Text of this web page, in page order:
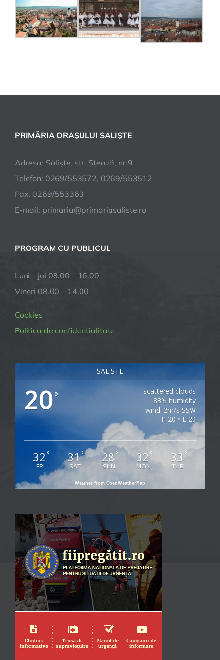
PRIMĂRIA ORAȘULUI SALIȘTE
Adresa: Săliște, str. Ștează, nr.9
Telefon: 0269/553572, 0269/553512
Fax. 0269/553363
E-mail: primaria@primariasaliste.ro
PROGRAM CU PUBLICUL
Luni – joi 08.00 – 16:00
Vineri 08.00 – 14.00
Cookies
Politica de confidentialitate
SALISTE
20°
scattered clouds
83% humidity
wind: 2m/s SSW
H 20 • L 20
32°
FRI
31°
SAT
28°
SUN
32 °
MON
33 °
TUE
Weather from OpenWeatherMap